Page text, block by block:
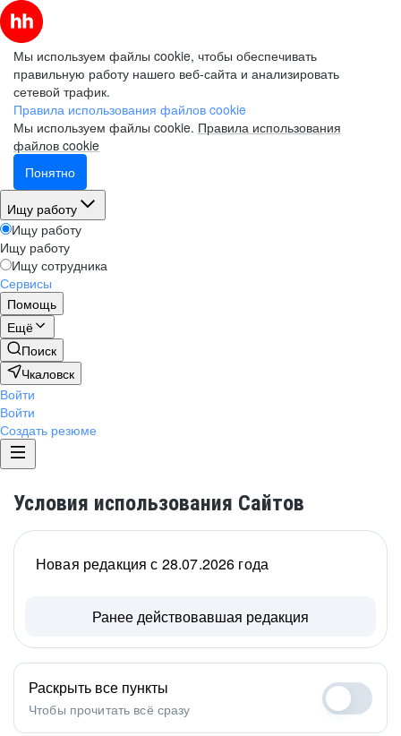
Мы используем файлы cookie, чтобы обеспечивать
правильную работу нашего веб-сайта и анализировать
сетевой трафик.
Правила использования файлов cookie
Мы используем файлы cookie. Правила использования
файлов cookie
Понятно
Ищу работу
Ищу работу
Ищу работу
Ищу сотрудника
Сервисы
Помощь
Ещё
Поиск
Чкаловск
Войти
Войти
Создать резюме
Условия использования Сайтов
Новая редакция с 28.07.2026 года
Ранее действовавшая редакция
Раскрыть все пункты
Чтобы прочитать всё сразу